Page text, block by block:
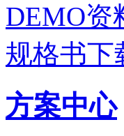
DEMO资
规格书下
方案中心